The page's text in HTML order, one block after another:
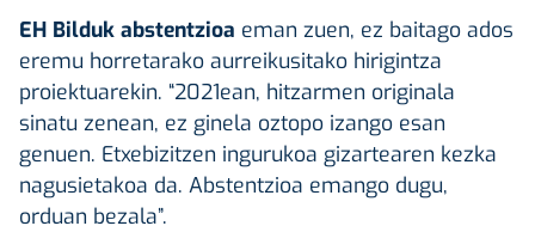
EH Bilduk abstentzioa eman zuen, ez baitago ados
eremu horretarako aurreikusitako hirigintza
proiektuarekin. “2021ean, hitzarmen originala
sinatu zenean, ez ginela oztopo izango esan
genuen. Etxebizitzen ingurukoa gizartearen kezka
nagusietakoa da. Abstentzioa emango dugu,
orduan bezala”.